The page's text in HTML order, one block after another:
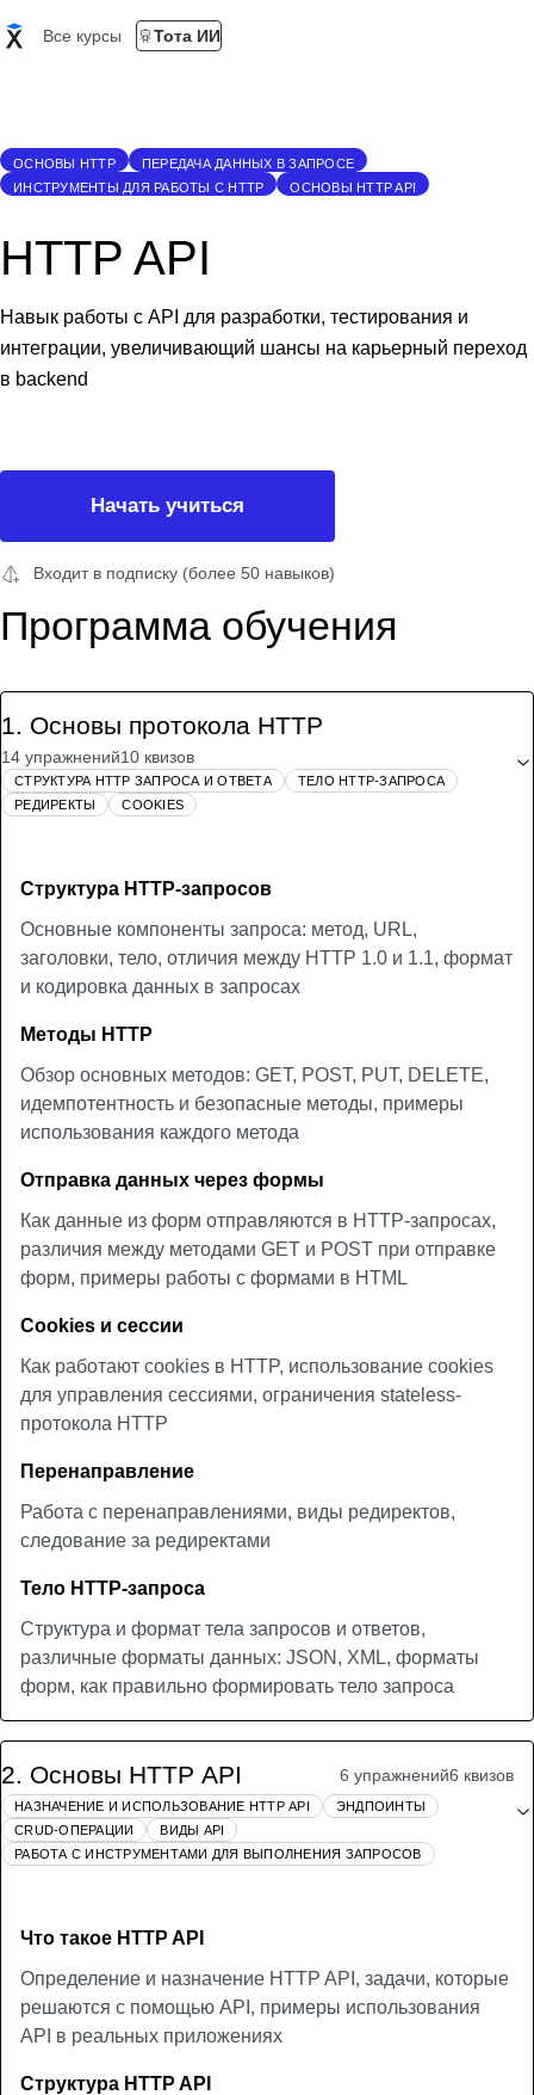
Все курсы Тота ИИ
ОСНОВЫ HTTP
ПЕРЕДАЧА ДАННЫХ В ЗАПРОСЕ
ИНСТРУМЕНТЫ ДЛЯ РАБОТЫ С HTTP
ОСНОВЫ HTTP API
HTTP API
Навык работы с API для разработки, тестирования и
интеграции, увеличивающий шансы на карьерный переход
в backend
Начать учиться
Входит в подписку (более 50 навыков)
Программа обучения
1. Основы протокола HTTP
14 упражнений10 квизов
СТРУКТУРА HTTP ЗАПРОСА И ОТВЕТА
ТЕЛО HTTP-ЗАПРОСА
РЕДИРЕКТЫ
СOOKIES
Структура HTTP-запросов
Основные компоненты запроса: метод, URL,
заголовки, тело, отличия между HTTP 1.0 и 1.1, формат
и кодировка данных в запросах
Методы HTTP
Обзор основных методов: GET, POST, PUT, DELETE,
идемпотентность и безопасные методы, примеры
использования каждого метода
Отправка данных через формы
Как данные из форм отправляются в HTTP-запросах,
различия между методами GET и POST при отправке
форм, примеры работы с формами в HTML
Cookies и сессии
Как работают cookies в HTTP, использование cookies
для управления сессиями, ограничения stateless-
протокола HTTP
Перенаправление
Работа с перенаправлениями, виды редиректов,
следование за редиректами
Тело HTTP-запроса
Структура и формат тела запросов и ответов,
различные форматы данных: JSON, XML, форматы
форм, как правильно формировать тело запроса
2. Основы HTTP API 6 упражнений6 квизов
НАЗНАЧЕНИЕ И ИСПОЛЬЗОВАНИЕ HTTP API
ЭНДПОИНТЫ
CRUD-ОПЕРАЦИИ
ВИДЫ API
РАБОТА С ИНСТРУМЕНТАМИ ДЛЯ ВЫПОЛНЕНИЯ ЗАПРОСОВ
Что такое HTTP API
Определение и назначение HTTP API, задачи, которые
решаются с помощью API, примеры использования
API в реальных приложениях
Структура HTTP API